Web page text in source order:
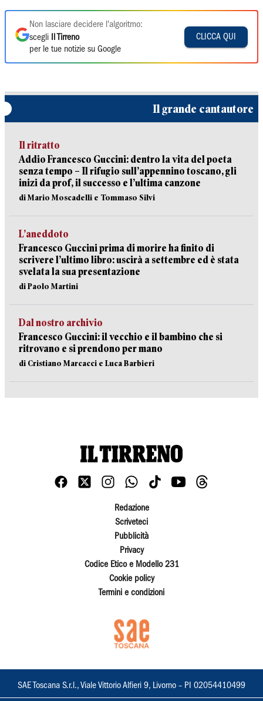
Non lasciare decidere l'algoritmo:
scegli
Il Tirreno
per le tue notizie su Google
CLICCA QUI
Il grande cantautore
Il ritratto
Addio Francesco Guccini: dentro la vita del poeta
senza tempo – Il rifugio sull’appennino toscano, gli
inizi da prof, il successo e l’ultima canzone
di Mario Moscadelli e Tommaso Silvi
L’aneddoto
Francesco Guccini prima di morire ha finito di
scrivere l’ultimo libro: uscirà a settembre ed è stata
svelata la sua presentazione
di Paolo Martini
Dal nostro archivio
Francesco Guccini: il vecchio e il bambino che si
ritrovano e si prendono per mano
di Cristiano Marcacci e Luca Barbieri
Redazione
Scriveteci
Pubblicità
Privacy
Codice Etico e Modello 231
Cookie policy
Termini e condizioni
SAE Toscana S.r.l., Viale Vittorio Alfieri 9, Livorno – PI 02054410499